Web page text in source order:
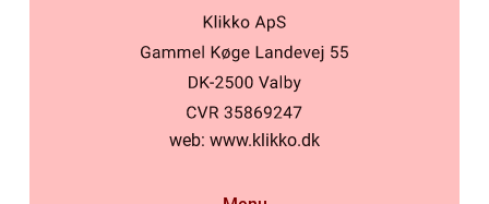
web: www.klikko.dk